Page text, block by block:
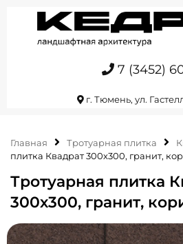
7 (3452)
г. Тюмень, ул.
Главная Тротуарная плитка
плитка Квадрат 300х300, гранит,
Тротуарная плитка
300х300, гранит,